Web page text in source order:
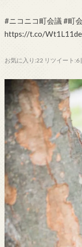
#ニコニコ町会議 #町
https://t.co/
お気に入り:22 リツイート